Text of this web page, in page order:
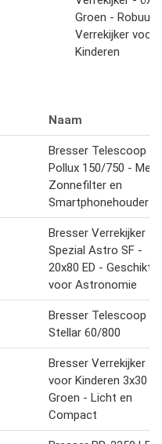
Groen -
Verrekijker voor
Kinderen
Naam
Bresser Telescoop -
Pollux 150/750 - Met
Zonnefilter en
Smartphonehouder
Bresser Verrekijker -
Spezial Astro SF -
20x80 ED - Geschikt
voor Astronomie
Bresser Telescoop
Stellar 60/800
Bresser Verrekijker
voor Kinderen 3x30 -
Groen - Licht en
Compact